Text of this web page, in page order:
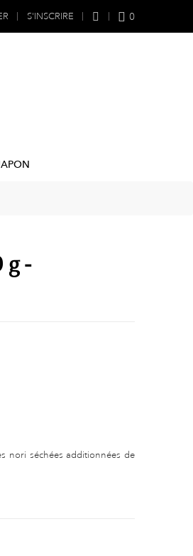
S'INSCRIRE 0
g -
nori séchées additionnées de